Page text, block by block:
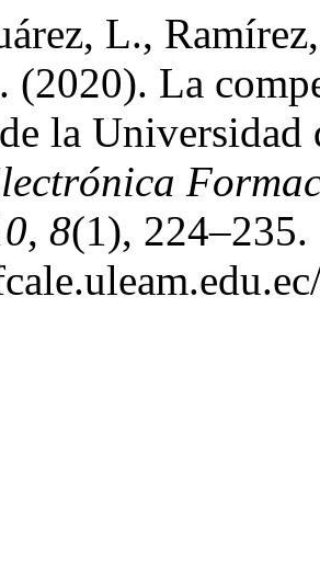
L.,
(2020). La
la Universidad
, 8(1), 224–235.